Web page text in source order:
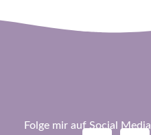
Folge mir auf Social Media